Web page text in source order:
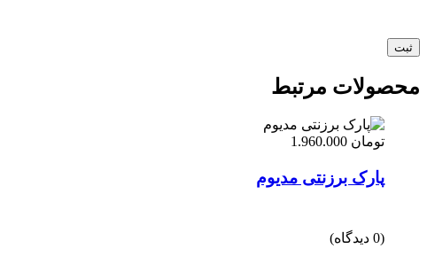
محصولات مرتبط
تومان
پارک برزنتی مدیوم
(0 دیدگاه)